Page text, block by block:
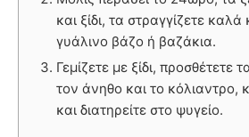
και ξίδι, τα στραγγίζετε
γυάλινο βάζο ή βαζάκια.
Γεμίζετε με ξίδι,
τον άνηθο και το κόλιαντρο,
και διατηρείτε στο ψυγείο.